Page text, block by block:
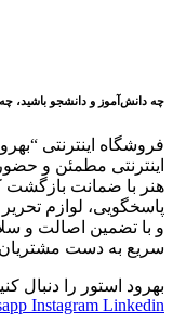
چه دانش‌آموز و دانشجو باشید،
فروشگاه اینترنتی
اینترنتی مطمئن و
هنر با ضمانت بازگشت
پاسخگویی، لوازم
و با تضمین اصالت و
سریع به دست مشتریان
بهرود استور را دنبال
Instagram Linkedin